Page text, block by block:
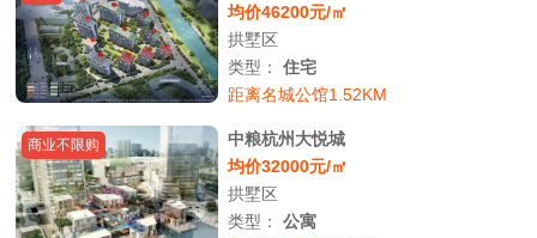
均价46200元/㎡
拱墅区
类型：住宅
距离名城公馆1.52KM
商业不限购
中粮杭州大悦城
均价32000元/㎡
拱墅区
类型：公寓